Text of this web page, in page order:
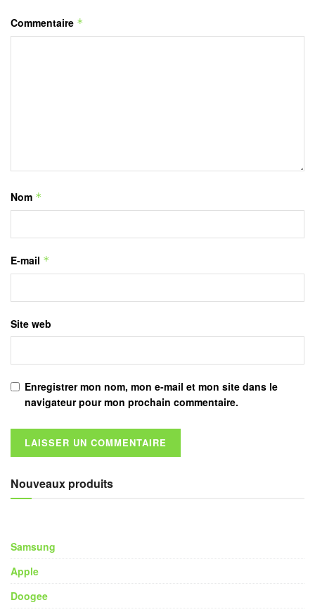
Commentaire *
Nom *
E-mail *
Site web
Enregistrer mon nom, mon e-mail et mon site dans le
navigateur pour mon prochain commentaire.
Nouveaux produits
Samsung
Apple
Doogee